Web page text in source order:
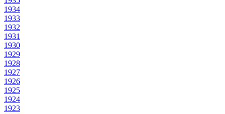
1934
1933
1932
1931
1930
1929
1928
1927
1926
1925
1924
1923